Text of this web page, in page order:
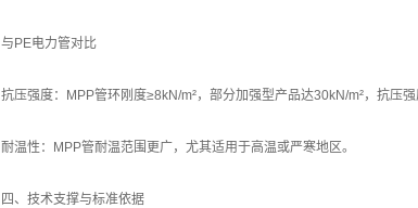
与PE电力管对比
抗压强度：MPP管环刚度≥8kN/m²，部分加强型产品达30kN/m²，抗压
耐温性：MPP管耐温范围更广，尤其适用于高温或严寒地区。
四、技术支撑与标准依据